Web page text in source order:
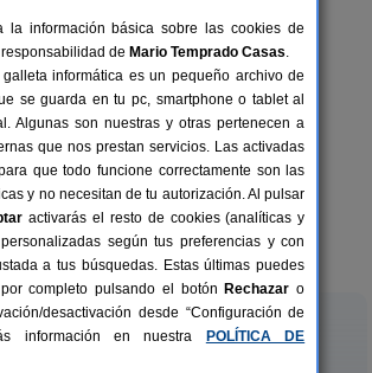
cerca de Pego
2-21+2 pers.
desde28 €
del Governador
Guadalest (Alicante)
la información básica sobre las cookies de
de Mario Temprado Casas.
informática es un pequeño archivo de
se guarda en tu pc, smartphone o tablet al
Algunas son nuestras y otras pertenecen a
que nos prestan servicios. Las activadas
que todo funcione correctamente son las
y no necesitan de tu autorización. Al pulsar
activarás el resto de cookies (analíticas y
según tus preferencias y con
a tus búsquedas. Estas últimas puedes
completo pulsando el botón Rechazar o
desactivación desde “Configuración de
información en nuestra
POLÍTICA DE